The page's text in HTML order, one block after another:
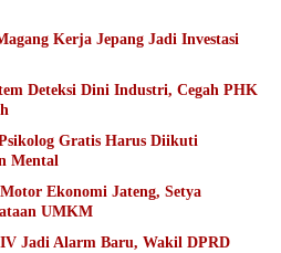
Kerja Jepang Jadi Investasi
Deteksi Dini Industri, Cegah PHK
Gratis Harus Diikuti
Mental
Ekonomi Jateng, Setya
UMKM
Jadi Alarm Baru, Wakil DPRD